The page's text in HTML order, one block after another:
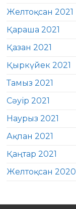
Желтоқсан 2021
Қараша 2021
Қазан 2021
Қыркүйек 2021
Тамыз 2021
Сәуір 2021
Наурыз 2021
Ақпан 2021
Қаңтар 2021
Желтоқсан 2020